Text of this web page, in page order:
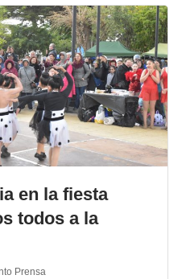
en la fiesta
todos a la
Prensa